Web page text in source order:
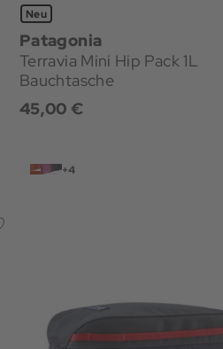
Neu
Patagonia
Terravia Mini Hip Pack 1L
Bauchtasche
45,00 €
+4